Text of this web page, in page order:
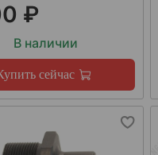
₽
В наличии
сейчас